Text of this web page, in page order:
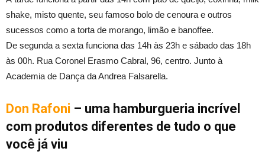
shake, misto quente, seu famoso bolo de cenoura e outros
sucessos como a torta de morango, limão e banoffee.
De segunda a sexta funciona das 14h às 23h e sábado das 18h
às 00h. Rua Coronel Erasmo Cabral, 96, centro. Junto à
Academia de Dança da Andrea Falsarella.
Don Rafoni – uma hamburgueria incrível
com produtos diferentes de tudo o que
você já viu